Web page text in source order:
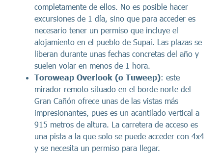
completamente de ellos. No es posible hacer
excursiones de 1 día, sino que para acceder es
necesario tener un permiso que incluye el
alojamiento en el pueblo de Supai. Las plazas se
liberan durante unas fechas concretas del año y
suelen volar en menos de 1 hora.
Toroweap Overlook (o Tuweep): este
mirador remoto situado en el borde norte del
Gran Cañón ofrece unas de las vistas más
impresionantes, pues es un acantilado vertical a
915 metros de altura. La carretera de acceso es
una pista a la que solo se puede acceder con 4x4
y se necesita un permiso para llegar.